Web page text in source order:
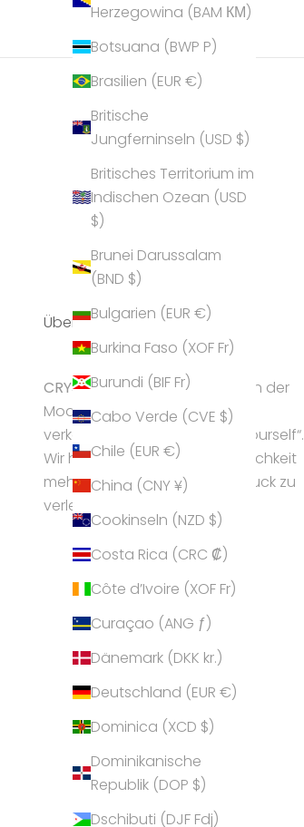
Herzegowina (BAM КМ)
Botsuana (BWP P)
Brasilien (EUR €)
Britische
Jungferninseln (USD $)
Britisches Territorium im
Indischen Ozean (USD
$)
Brunei Darussalam
(BND $)
Bulgarien (EUR €)
Burkina Faso (XOF Fr)
Burundi (BIF Fr)
Cabo Verde (CVE $)
Chile (EUR €)
China (CNY ¥)
Cookinseln (NZD $)
Costa Rica (CRC ₡)
Côte d’Ivoire (XOF Fr)
Curaçao (ANG ƒ)
Dänemark (DKK kr.)
Deutschland (EUR €)
Dominica (XCD $)
Dominikanische
Republik (DOP $)
Dschibuti (DJF Fdj)
Über Uns
CRYSTALP gilt als Geheimtipp in der
Modeschmuck-Branche und
verkörpert die Idee „express yourself“.
Wir helfen Frauen ihrer Persönlichkeit
mehr Ausstrahlung und Ausdruck zu
verleihen.